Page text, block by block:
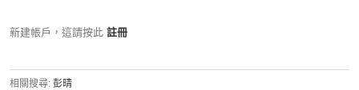
新建帳戶，這請按此 註冊
相關搜尋: 彭晴